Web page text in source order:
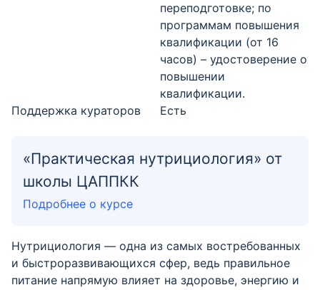
переподготовке; по
программам повышения
квалификации (от 16
часов) – удостоверение о
повышении
квалификации.
Поддержка кураторов
Есть
«Практическая нутрициология» от
школы ЦАППКК
Подробнее о курсе
Нутрициология — одна из самых востребованных
и быстроразвивающихся сфер, ведь правильное
питание напрямую влияет на здоровье, энергию и